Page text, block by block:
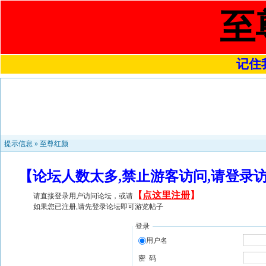
至
记住
提示信息 » 至尊红颜
【论坛人数太多,禁止游客访问,请登
请直接登录用户访问论坛，或请 【 点这里注册】
如果您已注册,请先登录论坛即可游览帖子
登录
用户名
密 码